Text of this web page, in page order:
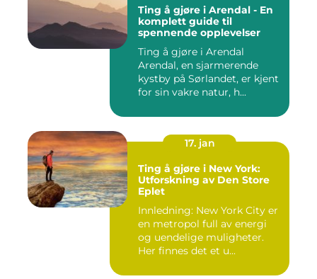
Ting å gjøre i Arendal - En
komplett guide til
spennende opplevelser
Ting å gjøre i Arendal
Arendal, en sjarmerende
kystby på Sørlandet, er kjent
for sin vakre natur, h...
17. jan
Ting å gjøre i New York:
Utforskning av Den Store
Eplet
Innledning: New York City er
en metropol full av energi
og uendelige muligheter.
Her finnes det et u...